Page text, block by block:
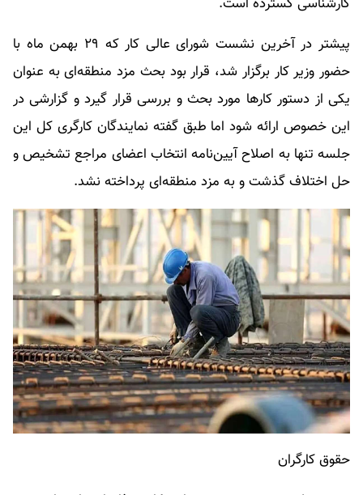
کارشناسی گسترده است.
پیشتر در آخرین نشست شورای عالی کار که ۲۹ بهمن ماه با
حضور وزیر کار برگزار شد، قرار بود بحث مزد منطقه‌ای به عنوان
یکی از دستور کارها مورد بحث و بررسی قرار گیرد و گزارشی در
این خصوص ارائه شود اما طبق گفته نمایندگان کارگری کل این
جلسه تنها به اصلاح آیین‌نامه انتخاب اعضای مراجع تشخیص و
حل اختلاف گذشت و به مزد منطقه‌ای پرداخته نشد.
حقوق کارگران